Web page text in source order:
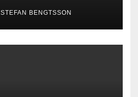
STEFAN BENGTSSON